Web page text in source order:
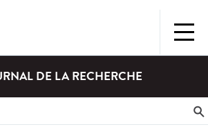
DE LA RECHERCHE